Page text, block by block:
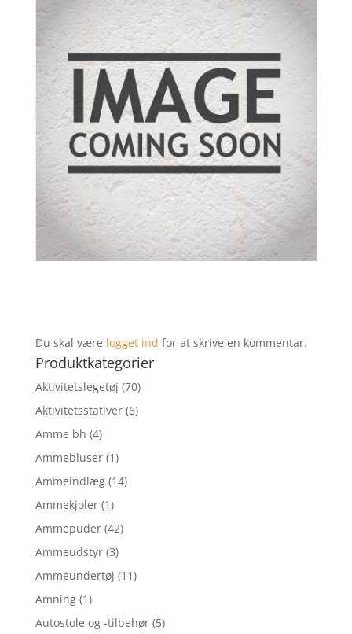
Du skal være logget ind for at skrive en kommentar.
Produktkategorier
Aktivitetslegetøj (70)
Aktivitetsstativer (6)
Amme bh (4)
Ammebluser (1)
Ammeindlæg (14)
Ammekjoler (1)
Ammepuder (42)
Ammeudstyr (3)
Ammeundertøj (11)
Amning (1)
Autostole og -tilbehør (5)